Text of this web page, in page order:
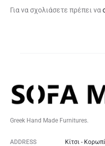
Για να σχολιάσετε πρέπει να
Greek Hand Made Furnitures.
ADDRESS Κίτσι -